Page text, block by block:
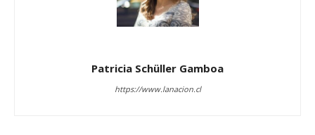
Patricia Schüller Gamboa
https://www.lanacion.cl